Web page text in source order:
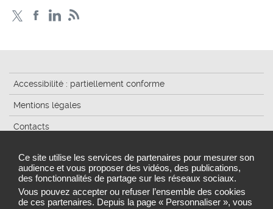
Ce site utilise les services de partenaires pour mesurer son
audience et vous proposer des vidéos, des publications,
des fonctionnalités de partage sur les réseaux sociaux.
Vous pouvez accepter ou refuser l’ensemble des cookies
de ces partenaires. Depuis la page « Personnaliser », vous
Accessibilité : partiellement conforme
Mentions légales
Contacts
Traitement de données
Gestion des cookies